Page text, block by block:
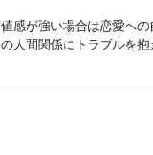
感が強い場合は恋愛への
人間関係にトラブルを抱